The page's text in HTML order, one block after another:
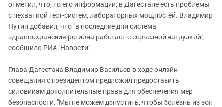
отметил, что, по его информации, в Дагестане есть проблемы
с нехваткой тест-систем, лабораторных мощностей. Владимир
Путин добавил, что "в последние дни система
здравоохранения региона работает с серьезной нагрузкой",
сообщило РИА "Новости".
Глава Дагестана Владимир Васильев в ходе онлайн-
совещания с президентом предложил предоставить
силовикам дополнительные права для обеспечения мер
безопасности. "Мы не можем допустить, чтобы болезнь из зон